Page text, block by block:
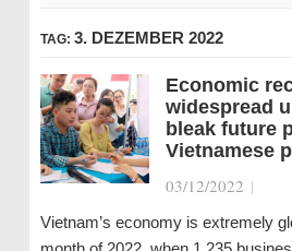
TAG: 3. DEZEMBER 2022
Economic
widespread
bleak future
Vietnamese
03/12/2022 |
Vietnam’s economy is extremely